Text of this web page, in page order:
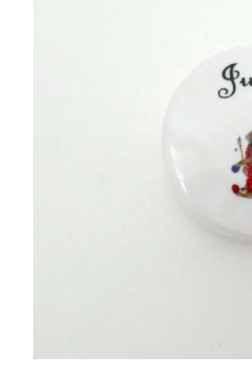
AJOUTER AU